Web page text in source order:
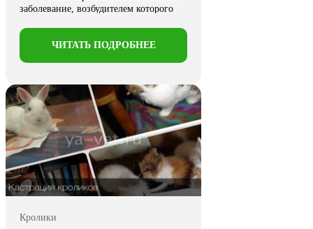
заболевание, возбудителем которого
ЧИТАТЬ ПОДРОБНЕЕ
Кролики